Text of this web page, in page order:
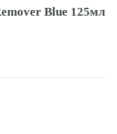
Blue 125мл